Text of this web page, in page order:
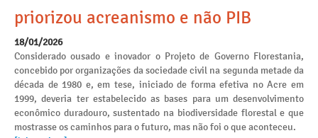
priorizou acreanismo e não PIB
18/01/2026
Considerado ousado e inovador o Projeto de Governo Florestania,
concebido por organizações da sociedade civil na segunda metade da
década de 1980 e, em tese, iniciado de forma efetiva no Acre em
1999, deveria ter estabelecido as bases para um desenvolvimento
econômico duradouro, sustentado na biodiversidade florestal e que
mostrasse os caminhos para o futuro, mas não foi o que aconteceu.